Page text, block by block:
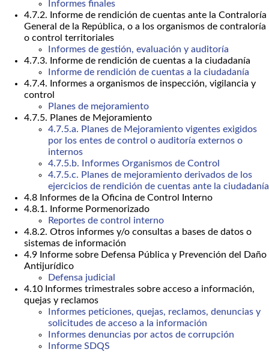
Informes finales
4.7.2. Informe de rendición de cuentas ante la Contraloría
General de la República, o a los organismos de contraloría
o control territoriales
Informes de gestión, evaluación y auditoría
4.7.3. Informe de rendición de cuentas a la ciudadanía
Informe de rendición de cuentas a la ciudadanía
4.7.4. Informes a organismos de inspección, vigilancia y
control
Planes de mejoramiento
4.7.5. Planes de Mejoramiento
4.7.5.a. Planes de Mejoramiento vigentes exigidos
por los entes de control o auditoría externos o
internos
4.7.5.b. Informes Organismos de Control
4.7.5.c. Planes de mejoramiento derivados de los
ejercicios de rendición de cuentas ante la ciudadanía
4.8 Informes de la Oficina de Control Interno
4.8.1. Informe Pormenorizado
Reportes de control interno
4.8.2. Otros informes y/o consultas a bases de datos o
sistemas de información
4.9 Informe sobre Defensa Pública y Prevención del Daño
Antijurídico
Defensa judicial
4.10 Informes trimestrales sobre acceso a información,
quejas y reclamos
Informes peticiones, quejas, reclamos, denuncias y
solicitudes de acceso a la información
Informes denuncias por actos de corrupción
Informe SDQS